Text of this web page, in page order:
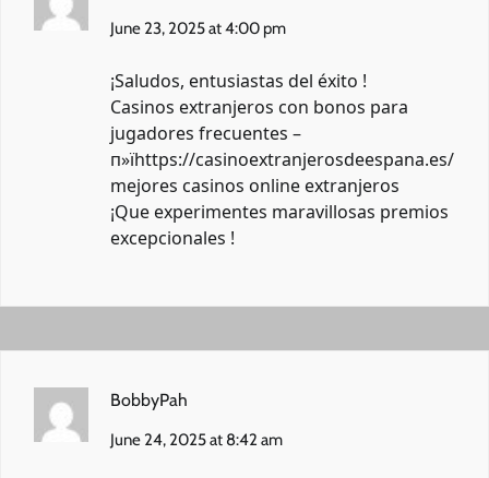
June 23, 2025 at 4:00 pm
¡Saludos, entusiastas del éxito !
Casinos extranjeros con bonos para
jugadores frecuentes –
п»їhttps://casinoextranjerosdeespana.es/
mejores casinos online extranjeros
¡Que experimentes maravillosas premios
excepcionales !
BobbyPah
June 24, 2025 at 8:42 am